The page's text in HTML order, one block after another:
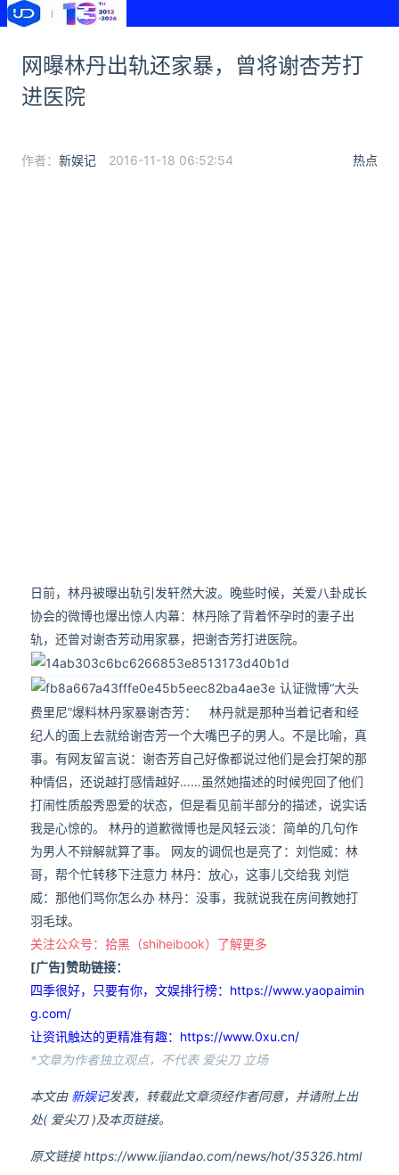
网曝林丹出轨还家暴，曾将谢杏芳打
进医院
热点
作者： 新娱记 2016-11-18 06:52:54
日前，林丹被曝出轨引发轩然大波。晚些时候，关爱八卦成长
协会的微博也爆出惊人内幕：林丹除了背着怀孕时的妻子出
轨，还曾对谢杏芳动用家暴，把谢杏芳打进医院。
认证微博“大头
费里尼”爆料林丹家暴谢杏芳： 林丹就是那种当着记者和经
纪人的面上去就给谢杏芳一个大嘴巴子的男人。不是比喻，真
事。有网友留言说：谢杏芳自己好像都说过他们是会打架的那
种情侣，还说越打感情越好……虽然她描述的时候兜回了他们
打闹性质般秀恩爱的状态，但是看见前半部分的描述，说实话
我是心惊的。 林丹的道歉微博也是风轻云淡：简单的几句作
为男人不辩解就算了事。 网友的调侃也是亮了：刘恺威：林
哥，帮个忙转移下注意力 林丹：放心，这事儿交给我 刘恺
威：那他们骂你怎么办 林丹：没事，我就说我在房间教她打
羽毛球。
关注公众号：拾黑（shiheibook）了解更多
[广告]赞助链接：
四季很好，只要有你，文娱排行榜：https://www.yaopaimin
g.com/
让资讯触达的更精准有趣：https://www.0xu.cn/
*文章为作者独立观点，不代表 爱尖刀 立场
本文由 新娱记发表，转载此文章须经作者同意，并请附上出
处( 爱尖刀 )及本页链接。
原文链接 https://www.ijiandao.com/news/hot/35326.html